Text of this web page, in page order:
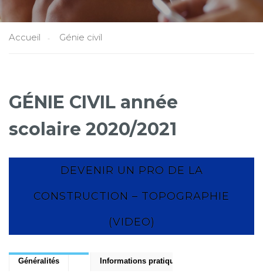
Accueil Génie civil
GÉNIE CIVIL année
scolaire 2020/2021
DEVENIR UN PRO DE LA
CONSTRUCTION – TOPOGRAPHIE
(VIDEO)
Généralités Informations pratiques